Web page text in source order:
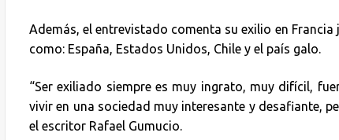
Además, el entrevistado comenta su exilio en
como: España, Estados Unidos, Chile y el país galo.
“Ser exiliado siempre es muy ingrato, muy difícil,
vivir en una sociedad muy interesante y desafiante,
el escritor Rafael Gumucio.